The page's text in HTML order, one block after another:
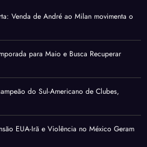
Venda de André ao Milan movimenta o
para Maio e Busca Recuperar
do Sul-Americano de Clubes,
EUA-Irã e Violência no México Geram